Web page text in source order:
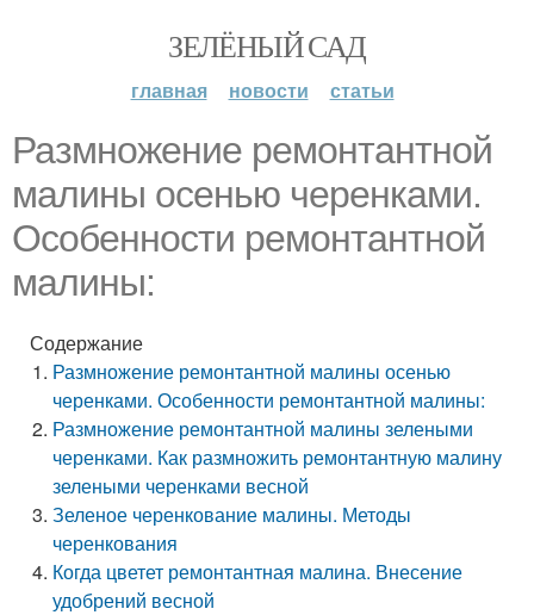
ЗЕЛЁНЫЙ САД
главная новости статьи
Размножение ремонтантной
малины осенью черенками.
Особенности ремонтантной
малины:
Содержание
Размножение ремонтантной малины осенью
черенками. Особенности ремонтантной малины:
Размножение ремонтантной малины зелеными
черенками. Как размножить ремонтантную малину
зелеными черенками весной
Зеленое черенкование малины. Методы
черенкования
Когда цветет ремонтантная малина. Внесение
удобрений весной